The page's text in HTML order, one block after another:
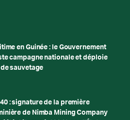
en Guinée : le Gouvernement
campagne nationale et déploie
sauvetage
: signature de la première
de Nimba Mining Company